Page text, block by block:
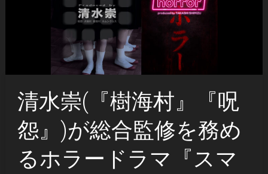
清水崇(『樹海村』『呪
怨』)が総合監修を務め
るホラードラマ『スマ